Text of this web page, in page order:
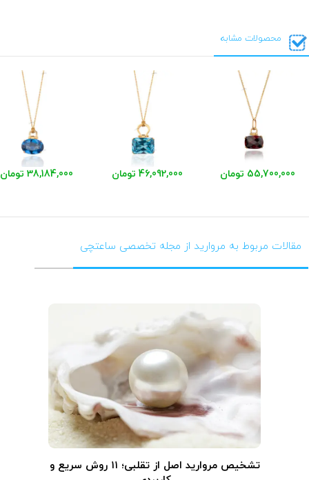
محصولات مشابه
55,700,000 تومان 46,092,000 تومان 38,184,000 تومان
مقالات مربوط به مروارید از مجله تخصصی ساعتچی
تشخیص مروارید اصل از تقلبی؛ ۱۱ روش سریع و